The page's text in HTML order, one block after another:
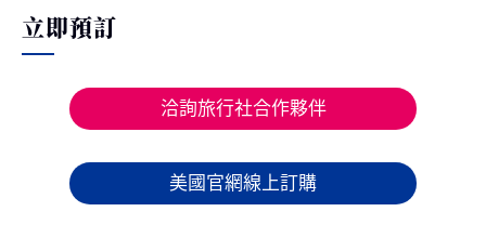
立即預訂
洽詢旅行社合作夥伴
美國官網線上訂購